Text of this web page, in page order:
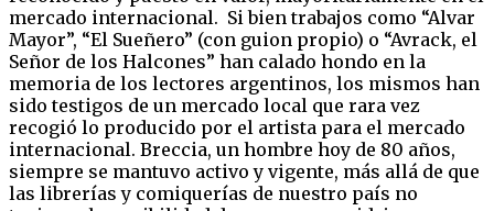
mercado internacional. Si bien trabajos como “Alvar
Mayor”, “El Sueñero” (con guion propio) o “Avrack, el
Señor de los Halcones” han calado hondo en la
memoria de los lectores argentinos, los mismos han
sido testigos de un mercado local que rara vez
recogió lo producido por el artista para el mercado
internacional. Breccia, un hombre hoy de 80 años,
siempre se mantuvo activo y vigente, más allá de que
las librerías y comiquerías de nuestro país no